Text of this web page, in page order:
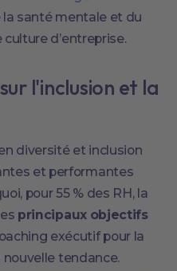
santé mentale et du
d’entreprise.
l'inclusion et la
diversité et inclusion
et performantes
pour 55 % des RH, la
principaux objectifs
exécutif pour la
tendance.